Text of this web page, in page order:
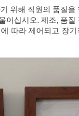
위해 직원의 품질
이십시오. 제조, 품
따라 제어되고 장